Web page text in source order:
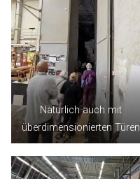
Natürlich auch mit
überdimensionierten Türen